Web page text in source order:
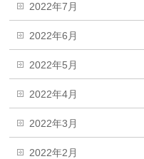
2022年7月
2022年6月
2022年5月
2022年4月
2022年3月
2022年2月